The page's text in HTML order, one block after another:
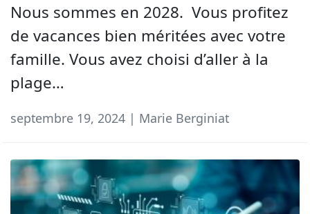
Nous sommes en 2028. Vous profitez
de vacances bien méritées avec votre
famille. Vous avez choisi d’aller à la
plage…
septembre 19, 2024 | Marie Berginiat